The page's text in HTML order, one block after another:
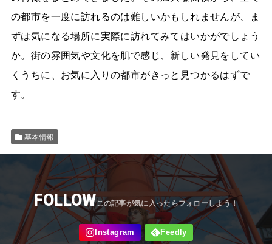
の都市を一度に訪れるのは難しいかもしれませんが、ま
ずは気になる場所に実際に訪れてみてはいかがでしょう
か。街の雰囲気や文化を肌で感じ、新しい発見をしてい
くうちに、お気に入りの都市がきっと見つかるはずで
す。
基本情報
FOLLOW